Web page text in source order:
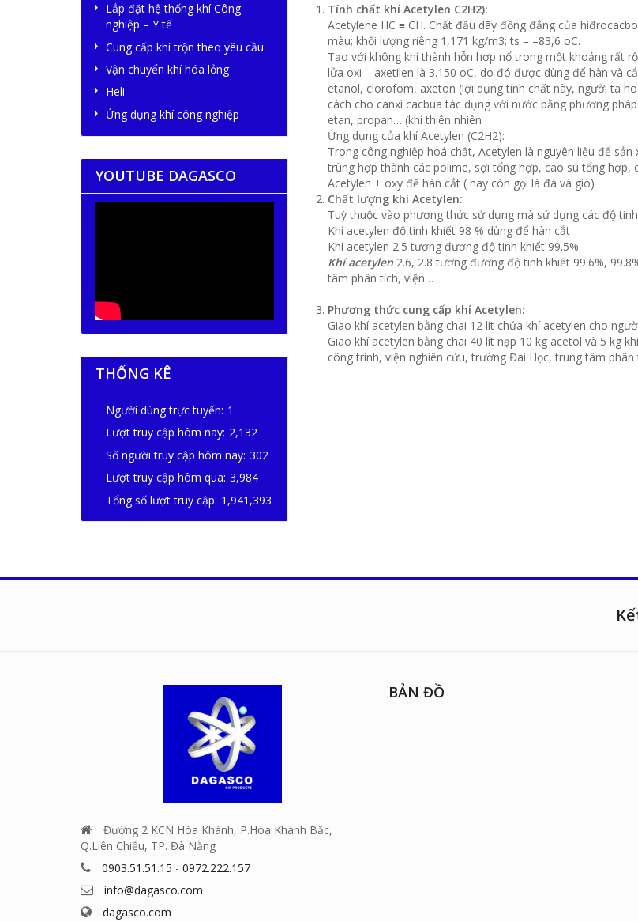
Tính chất khí Acetylen C2H2):
Acetylene HC ≡ CH. Chất đầu dãy đồng đẳng của
màu; khối lượng riêng 1,171 kg/m3; ts = –83,6 oC.
Tạo với không khí thành hỗn hợp nổ trong một khoảng rất
lửa oxi – axetilen là 3.150 oC, do đó được dùng để hàn và
etanol, clorofom, axeton (lợi dụng tính chất này, người ta
cách cho canxi cacbua tác dụng với nước bằng phương
etan, propan… (khí thiên nhiên
Ứng dụng của khí Acetylen (C2H2):
Trong công nghiệp hoá chất, Acetylen là nguyên liệu để
trùng hợp thành các polime, sợi tổng hợp, cao su tổng hợp,
Acetylen + oxy để hàn cắt ( hay còn gọi là đá và gió)
Chất lượng khí Acetylen:
Tuỳ thuộc vào phương thức sử dụng mà sử dụng các độ
Khí acetylen độ tinh khiết 98 % dùng để hàn cắt
Khí acetylen 2.5 tương đương độ tinh khiết 99.5%
Khí acetylen2.6, 2.8 tương đương độ tinh khiết 99.6%,
tâm phân tích, viện…
Phương thức cung cấp khí Acetylen:
Giao khí acetylen bằng chai 12 lít chứa khí acetylen cho
Giao khí acetylen bằng chai 40 lít nạp 10 kg acetol và 5 kg
công trình, viện nghiên cứu, trường Đai Học, trung tâm phân
Lắp đặt hệ thống khí Công
nghiệp – Y tế
Cung cấp khí trộn theo yêu cầu
Vận chuyển khí hóa lỏng
Heli
Ứng dụng khí công nghiệp
YOUTUBE DAGASCO
THỐNG KÊ
Người dùng trực tuyến: 1
Lượt truy cập hôm nay: 2,132
Số người truy cập hôm nay: 302
Lượt truy cập hôm qua: 3,984
Tổng số lượt truy cập: 1,941,393
Đường 2 KCN Hòa Khánh, P.Hòa Khánh Bắc,
Q.Liên Chiểu, TP. Đà Nẵng
0903.51.51.15 - 0972.222.157
info@dagasco.com
dagasco.com
BẢN ĐỒ